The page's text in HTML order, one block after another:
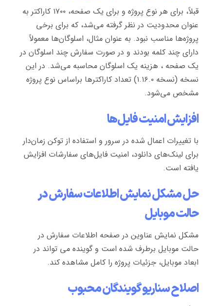
قبلاً، برای هر نوع پروژه و برای یک صفحه، ۱۷۰۰ کاراکتر به
عنوان محدودیت در نظر گرفته می‌شد، که برای برخی
پروژه‌ها مناسب نبود. به عنوان مثال، اسلوگان‌ها معمولاً
دارای چند کلمه بودند و در صورت سفارش چند اسلوگان در
یک صفحه ، هزینه یک اسلوگان محاسبه می‌شد. در این
نسخه (نسخه ۱.۱۶.۰) تعداد کاراکتر‌ها براساس نوع پروژه
مشخص می‌شود.
افزایش امنیت فایل‌ها
با تغییرات اعمال شده در سرور و استفاده از توکن زمان‌دار
برای لینک‌های دانلود، امنیت فایل‌های سفارشات افزایش
یافته است.
حل مشکل نمایش اطلاعات سفارش در
حالت موبایل
مشکل نمایش عناوین در صفحه اطلاعات سفارش در
حالت موبایل برطرف شده است و گوینده می تواند در
ابعاد موبایل، جزئیات پروژه را کامل مشاهده کند.
اصلاح سناریو گویندگان محبوب